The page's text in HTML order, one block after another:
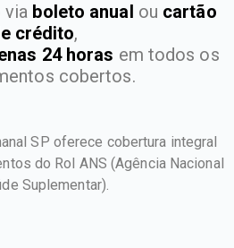
via boleto anual ou cartão
crédito,
24 horas em todos os
cobertos.
SP oferece cobertura integral
do Rol ANS(Agência Nacional
Suplementar).